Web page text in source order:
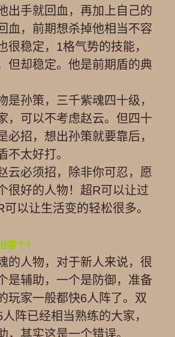
出手就回血，再加上自己的
血，前期想杀掉他相当不容
很稳定，1格气势的技能，
但却稳定。他是前期盾的典
是孙策，三千紫魂四十级，
，可以不考虑赵云。但四十
必招，想出孙策就要靠后，
不太好打。
云必须招，除非你可忍，愿
很好的人物！超R可以让过
以让生活变的轻松很多。
哪个？
的人物，对于新人来说，很
是辅助，一个是防御，准备
玩家一般都快6人阵了。双
阵已经相当熟练的大家，
，其实这是一个错误。